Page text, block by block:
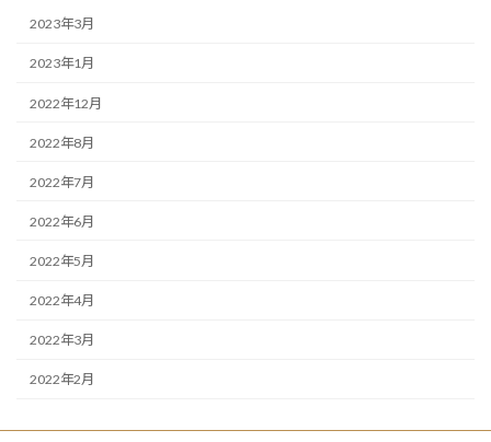
2023年3月
2023年1月
2022年12月
2022年8月
2022年7月
2022年6月
2022年5月
2022年4月
2022年3月
2022年2月